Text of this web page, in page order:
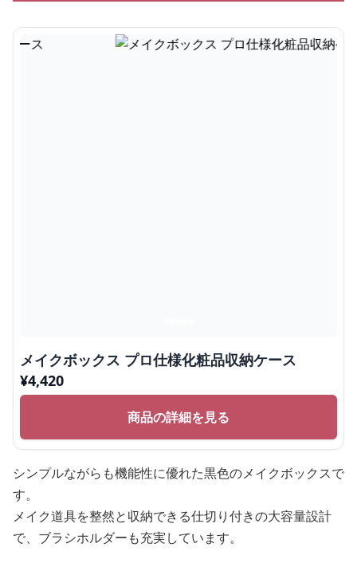
メイクボックス プロ仕様化粧品収納ケース
¥4,420
商品の詳細を見る
シンプルながらも機能性に優れた黒色のメイクボックスで
す。
メイク道具を整然と収納できる仕切り付きの大容量設計
で、ブラシホルダーも充実しています。